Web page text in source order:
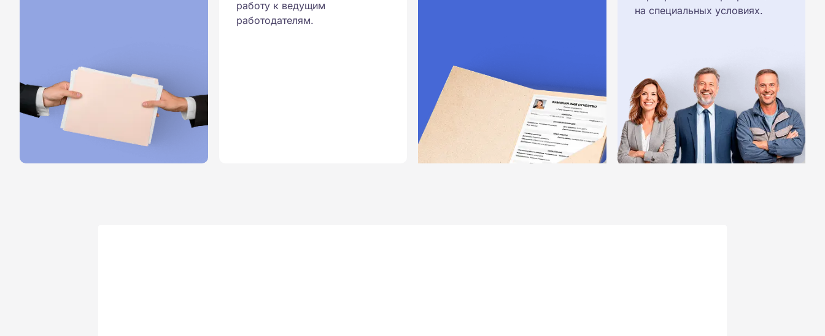
работу к ведущим
работодателям.
на специальных условиях.